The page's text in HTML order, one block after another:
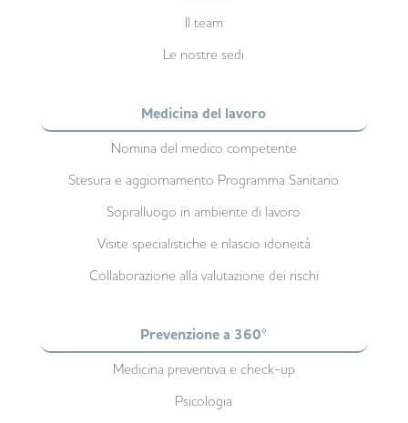
Il team
Le nostre sedi
Medicina del lavoro
Nomina del medico competente
Stesura e aggiornamento Programma Sanitario
Sopralluogo in ambiente di lavoro
Visite specialistiche e rilascio idoneità
Collaborazione alla valutazione dei rischi
Prevenzione a 360°
Medicina preventiva e check-up
Psicologia